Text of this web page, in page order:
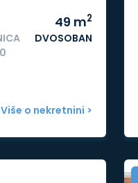
49 m2
DVOSOBAN
Više o nekretnini >